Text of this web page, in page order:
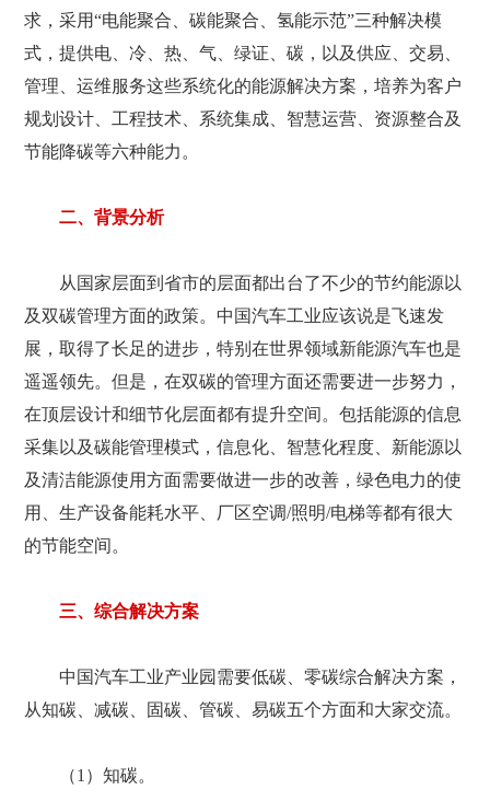
求，采用“电能聚合、碳能聚合、氢能示范”三种解决模
式，提供电、冷、热、气、绿证、碳，以及供应、交易、
管理、运维服务这些系统化的能源解决方案，培养为客户
规划设计、工程技术、系统集成、智慧运营、资源整合及
节能降碳等六种能力。
二、背景分析
从国家层面到省市的层面都出台了不少的节约能源以
及双碳管理方面的政策。中国汽车工业应该说是飞速发
展，取得了长足的进步，特别在世界领域新能源汽车也是
遥遥领先。但是，在双碳的管理方面还需要进一步努力，
在顶层设计和细节化层面都有提升空间。包括能源的信息
采集以及碳能管理模式，信息化、智慧化程度、新能源以
及清洁能源使用方面需要做进一步的改善，绿色电力的使
用、生产设备能耗水平、厂区空调/照明/电梯等都有很大
的节能空间。
三、综合解决方案
中国汽车工业产业园需要低碳、零碳综合解决方案，
从知碳、减碳、固碳、管碳、易碳五个方面和大家交流。
（1）知碳。